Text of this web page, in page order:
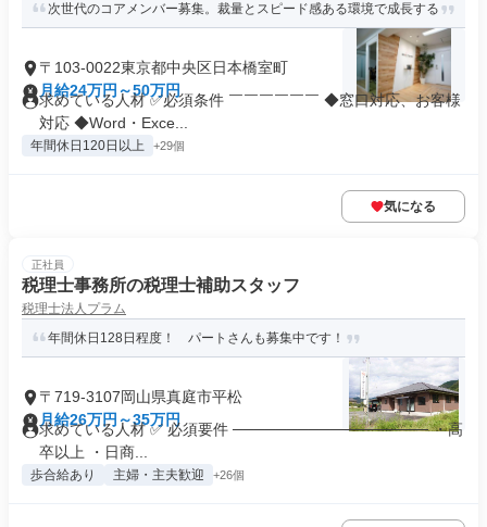
次世代のコアメンバー募集。裁量とスピード感ある環境で成長する
〒103-0022東京都中央区日本橋室町
月給24万円～50万円
求めている人材 ✅必須条件 ￣￣￣￣￣￣ ◆窓口対応、お客様
対応 ◆Word・Exce...
年間休日120日以上 +29個
気になる
正社員
税理士事務所の税理士補助スタッフ
税理士法人プラム
年間休日128日程度！ パートさんも募集中です！
〒719-3107岡山県真庭市平松
月給26万円～35万円
求めている人材 ✅ 必須要件 ────────────────── ・高
卒以上 ・日商...
歩合給あり 主婦・主夫歓迎 +26個